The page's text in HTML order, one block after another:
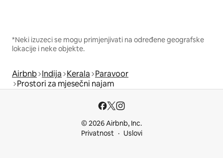
*Neki izuzeci se mogu primjenjivati na određene geografske
lokacije i neke objekte.
Airbnb Indija Kerala Paravoor
Prostori za mjesečni najam
© 2026 Airbnb, Inc.
Privatnost
Uslovi